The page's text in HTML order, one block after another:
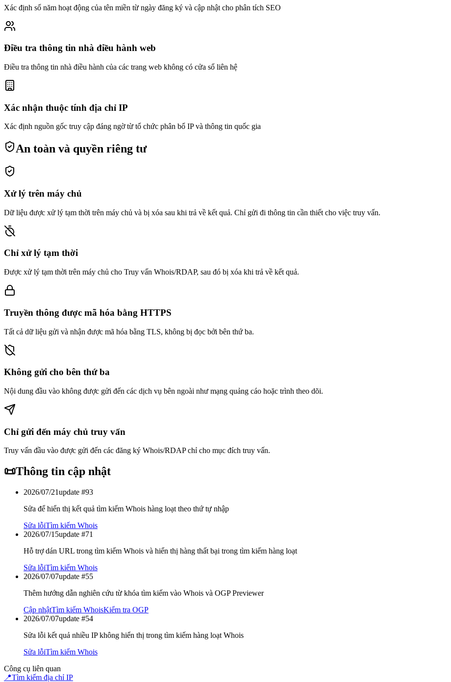
Xác định số năm hoạt động của tên miền từ ngày đăng ký và cập nhật cho phân tích SEO
Điều tra thông tin nhà điều hành web
Điều tra thông tin nhà điều hành của các trang web không có cửa sổ liên hệ
Xác nhận thuộc tính địa chỉ IP
Xác định nguồn gốc truy cập đáng ngờ từ tổ chức phân bổ IP và thông tin quốc gia
An toàn và quyền riêng tư
Xử lý trên máy chủ
Dữ liệu được xử lý tạm thời trên máy chủ và bị xóa sau khi trả về kết quả. Chỉ gửi đi thông tin cần thiết cho việc truy vấn.
Chỉ xử lý tạm thời
Được xử lý tạm thời trên máy chủ cho Truy vấn Whois/RDAP, sau đó bị xóa khi trả về kết quả.
Truyền thông được mã hóa bằng HTTPS
Tất cả dữ liệu gửi và nhận được mã hóa bằng TLS, không bị đọc bởi bên thứ ba.
Không gửi cho bên thứ ba
Nội dung đầu vào không được gửi đến các dịch vụ bên ngoài như mạng quảng cáo hoặc trình theo dõi.
Chỉ gửi đến máy chủ truy vấn
Truy vấn đầu vào được gửi đến các đăng ký Whois/RDAP chỉ cho mục đích truy vấn.
📜Thông tin cập nhật
2026/07/21update #93
Sửa để hiển thị kết quả tìm kiếm Whois hàng loạt theo thứ tự nhập
Sửa lỗiTìm kiếm Whois
2026/07/15update #71
Hỗ trợ dán URL trong tìm kiếm Whois và hiển thị hàng thất bại trong tìm kiếm hàng loạt
Sửa lỗiTìm kiếm Whois
2026/07/07update #55
Thêm hướng dẫn nghiên cứu từ khóa tìm kiếm vào Whois và OGP Previewer
Cập nhậtTìm kiếm WhoisKiểm tra OGP
2026/07/07update #54
Sửa lỗi kết quả nhiều IP không hiển thị trong tìm kiếm hàng loạt Whois
Sửa lỗiTìm kiếm Whois
Công cụ liên quan
📍Tìm kiếm địa chỉ IP